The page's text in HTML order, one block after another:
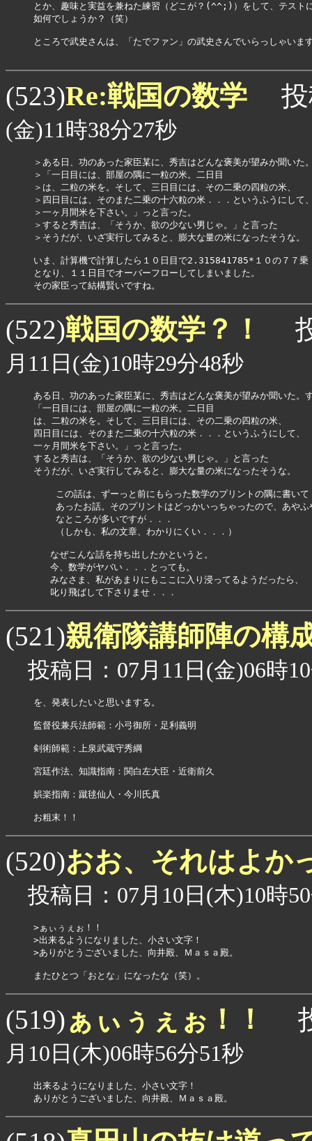
とか、趣味と実益を兼ねた練習（どこが？(^^;)）をして、テスト
如何でしょうか？（笑）
ところで武史さんは、「たでファン」の武史さんでいらっしゃいま
(523)Re:戦国の数学 投
(金)11時38分27秒
＞ある日、功のあった家臣某に、秀吉はどんな褒美が望みか聞いた
＞「一日目には、部屋の隅に一粒の米。二日目
＞は、二粒の米を。そして、三日目には、その二乗の四粒の米、
＞四日目には、そのまた二乗の十六粒の米．．．というふうにして
＞一ヶ月間米を下さい。」っと言った。
＞すると秀吉は、「そうか、欲の少ない男じゃ。」と言った
＞そうだが、いざ実行してみると、膨大な量の米になったそうな。
いま、計算機で計算したら１０日目で2.315841785*１０の７７乗
となり、１１日目でオーバーフローしてしまいました。
(522)戦国の数学？！
月11日(金)10時29分48秒
ある日、功のあった家臣某に、秀吉はどんな褒美が望みか聞いた。
「一日目には、部屋の隅に一粒の米。二日目
は、二粒の米を。そして、三日目には、その二乗の四粒の米、
四日目には、そのまた二乗の十六粒の米．．．というふうにして、
一ヶ月間米を下さい。」っと言った。
すると秀吉は、「そうか、欲の少ない男じゃ。」と言った
そうだが、いざ実行してみると、膨大な量の米になったそうな。
    この話は、ずーっと前にもらった数学のプリントの隅に書いて
あったお話。そのプリントはどっかいっちゃったので、あやふ
    なところが多いですが．．．
    （しかも、私の文章、わかりにくい．．．）
   なぜこんな話を持ち出したかというと。
   今、数学がヤバい．．．とっても。
   みなさま、私があまりにもここに入り浸ってるようだったら、
   叱り飛ばして下さりませ．．．
(521)親衛隊講師陣の構
投稿日：07月11日(金)06時
を、発表したいと思いまする。
監督役兼兵法師範：小弓御所・足利義明
剣術師範：上泉武蔵守秀綱
宮廷作法、知識指南：関白左大臣・近衛前久
娯楽指南：蹴毬仙人・今川氏真
お粗末！！
(520)おお、それはよか
投稿日：07月10日(木)10時
>ぁぃぅぇぉ！！
>出来るようになりました、小さい文字！
>ありがとうございました、向井殿、Ｍａｓａ殿。
またひとつ「おとな」になったな（笑）。
(519)ぁぃぅぇぉ！！
月10日(木)06時56分51秒
出来るようになりました、小さい文字！
ありがとうございました、向井殿、Ｍａｓａ殿。